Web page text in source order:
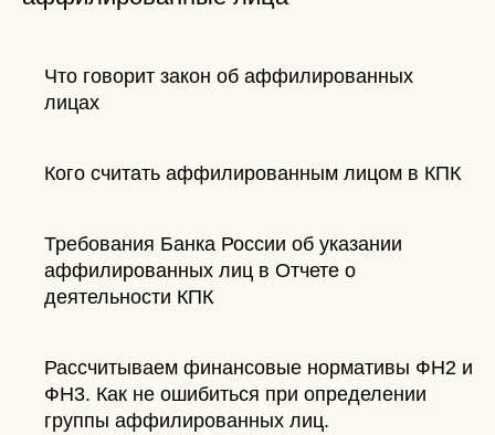
Что говорит закон об аффилированных
лицах
Кого считать аффилированным лицом в КПК
Требования Банка России об указании
аффилированных лиц в Отчете о
деятельности КПК
Рассчитываем финансовые нормативы ФН2 и
ФН3. Как не ошибиться при определении
группы аффилированных лиц.